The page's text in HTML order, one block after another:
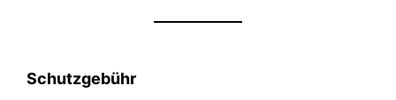
Schutzgebühr